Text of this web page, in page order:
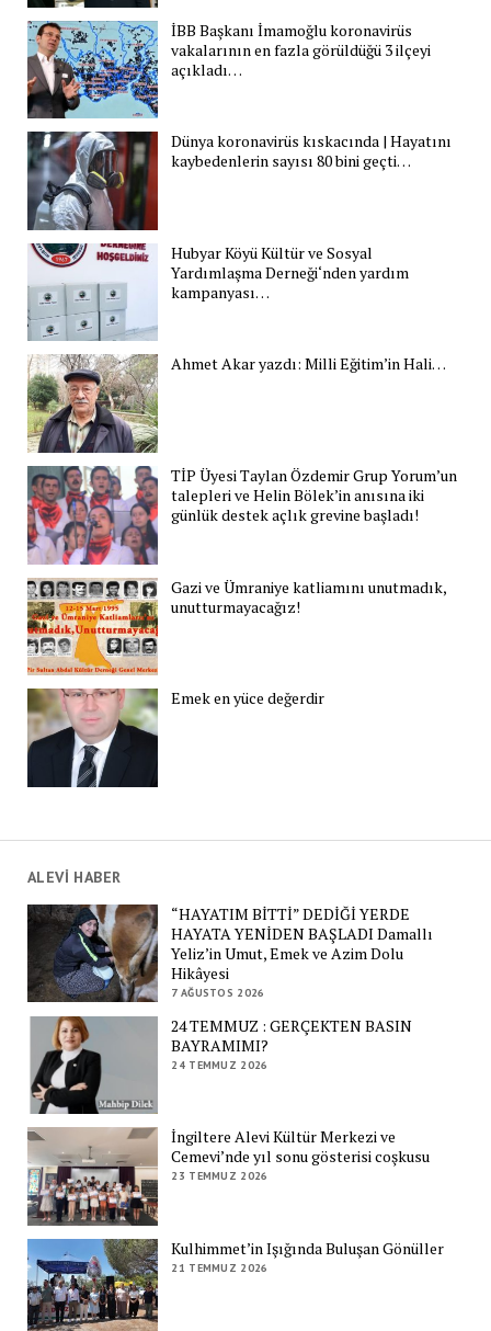
İBB Başkanı İmamoğlu koronavirüs
vakalarının en fazla görüldüğü 3 ilçeyi
açıkladı…
Dünya koronavirüs kıskacında | Hayatını
kaybedenlerin sayısı 80 bini geçti…
Hubyar Köyü Kültür ve Sosyal
Yardımlaşma Derneği‘nden yardım
kampanyası…
Ahmet Akar yazdı: Milli Eğitim’in Hali…
TİP Üyesi Taylan Özdemir Grup Yorum’un
talepleri ve Helin Bölek’in anısına iki
günlük destek açlık grevine başladı!
Gazi ve Ümraniye katliamını unutmadık,
unutturmayacağız!
Emek en yüce değerdir
ALEVİ HABER
“HAYATIM BİTTİ” DEDİĞİ YERDE
HAYATA YENİDEN BAŞLADI Damallı
Yeliz’in Umut, Emek ve Azim Dolu
Hikâyesi
7 AĞUSTOS 2026
24 TEMMUZ : GERÇEKTEN BASIN
BAYRAMIMI?
24 TEMMUZ 2026
İngiltere Alevi Kültür Merkezi ve
Cemevi’nde yıl sonu gösterisi coşkusu
23 TEMMUZ 2026
Kulhimmet’in Işığında Buluşan Gönüller
21 TEMMUZ 2026